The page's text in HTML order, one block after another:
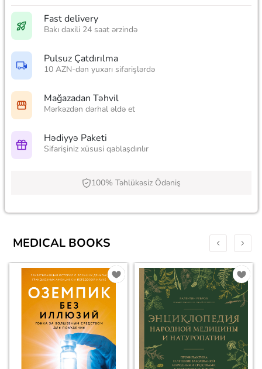
Fast delivery
Bakı daxili 24 saat ərzində
Pulsuz Çatdırılma
10 AZN-dən yuxarı sifarişlərdə
Mağazadan Təhvil
Mərkəzdən dərhal əldə et
Hədiyyə Paketi
Sifarişiniz xüsusi qablaşdırılır
100% Təhlükəsiz Ödəniş
MEDICAL BOOKS